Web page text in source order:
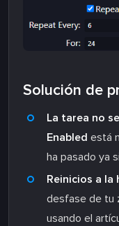
Solución de
La tarea no
Enabled está
ha pasado ya
Reinicios a la
desfase de tu
usando el